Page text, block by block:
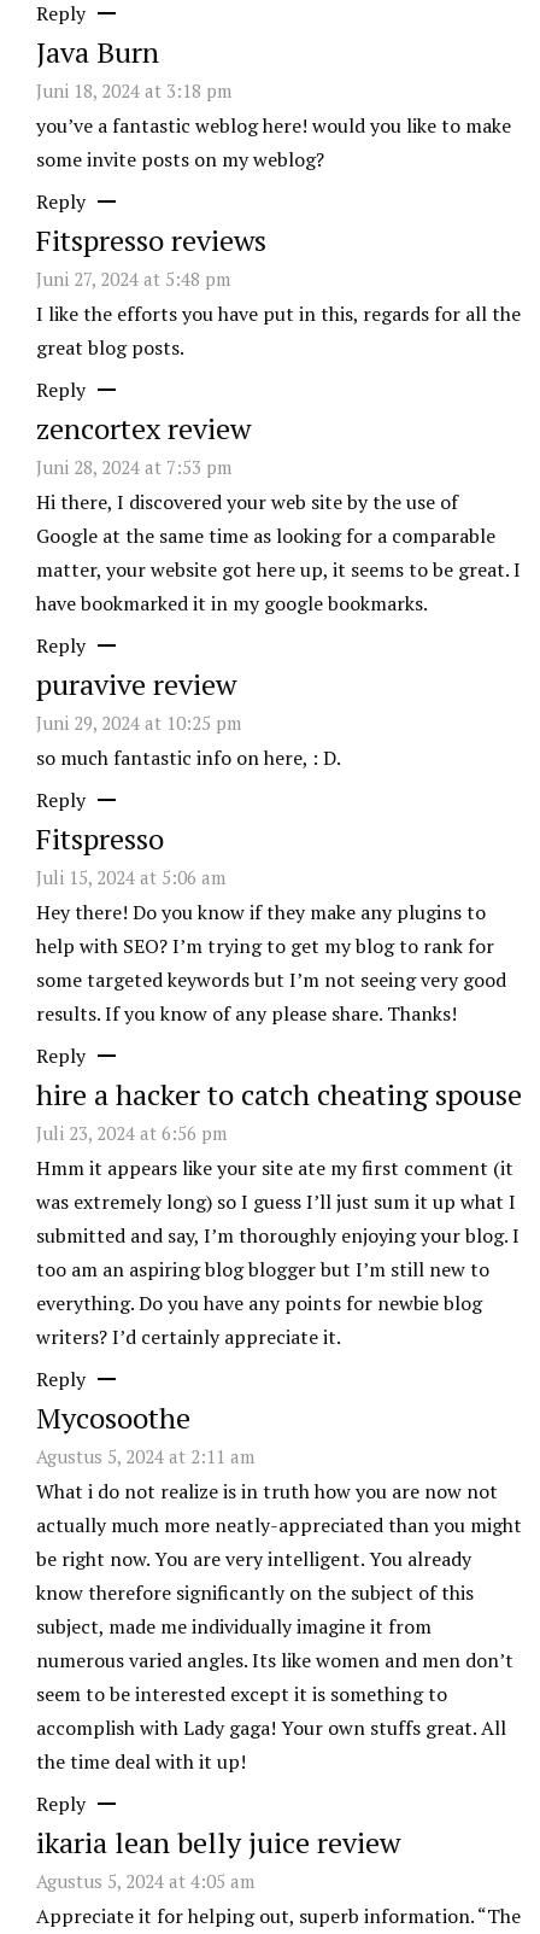
Reply
Java Burn
Juni 18, 2024 at 3:18 pm
you’ve a fantastic weblog here! would you like to make
some invite posts on my weblog?
Reply
Fitspresso reviews
Juni 27, 2024 at 5:48 pm
I like the efforts you have put in this, regards for all the
great blog posts.
Reply
zencortex review
Juni 28, 2024 at 7:53 pm
Hi there, I discovered your web site by the use of
Google at the same time as looking for a comparable
matter, your website got here up, it seems to be great. I
have bookmarked it in my google bookmarks.
Reply
puravive review
Juni 29, 2024 at 10:25 pm
so much fantastic info on here, : D.
Reply
Fitspresso
Juli 15, 2024 at 5:06 am
Hey there! Do you know if they make any plugins to
help with SEO? I’m trying to get my blog to rank for
some targeted keywords but I’m not seeing very good
results. If you know of any please share. Thanks!
Reply
hire a hacker to catch cheating spouse
Juli 23, 2024 at 6:56 pm
Hmm it appears like your site ate my first comment (it
was extremely long) so I guess I’ll just sum it up what I
submitted and say, I’m thoroughly enjoying your blog. I
too am an aspiring blog blogger but I’m still new to
everything. Do you have any points for newbie blog
writers? I’d certainly appreciate it.
Reply
Mycosoothe
Agustus 5, 2024 at 2:11 am
What i do not realize is in truth how you are now not
actually much more neatly-appreciated than you might
be right now. You are very intelligent. You already
know therefore significantly on the subject of this
subject, made me individually imagine it from
numerous varied angles. Its like women and men don’t
seem to be interested except it is something to
accomplish with Lady gaga! Your own stuffs great. All
the time deal with it up!
Reply
ikaria lean belly juice review
Agustus 5, 2024 at 4:05 am
Appreciate it for helping out, superb information. “The